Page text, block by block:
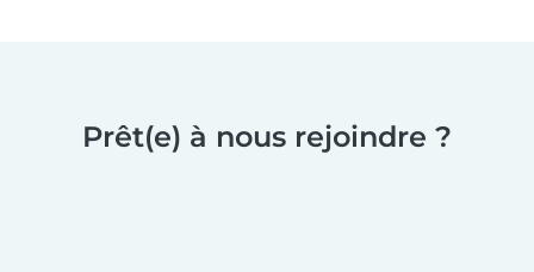
Prêt(e) à nous rejoindre ?